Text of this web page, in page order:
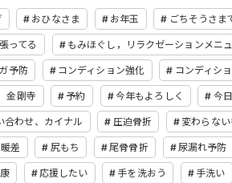
おひなさま お年玉 ごちそうさま
ってる もみほぐし，リラクゼーションメニ
予防 コンディション強化 コンディシ
金剛寺 予約 今年もよろしく 今
合わせ、カイナル 圧迫骨折 変わらない
差 尻もち 尾骨骨折 尿漏れ予防
応援したい 手を洗おう 手洗い